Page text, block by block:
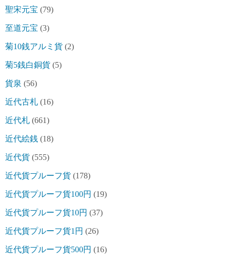
聖宋元宝 (79)
至道元宝 (3)
菊10銭アルミ貨 (2)
菊5銭白銅貨 (5)
貨泉 (56)
近代古札 (16)
近代札 (661)
近代絵銭 (18)
近代貨 (555)
近代貨プルーフ貨 (178)
近代貨プルーフ貨100円 (19)
近代貨プルーフ貨10円 (37)
近代貨プルーフ貨1円 (26)
近代貨プルーフ貨500円 (16)